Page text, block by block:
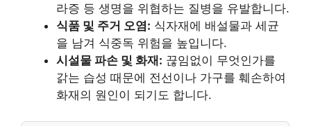
라증 등 생명을 위협하는 질병을 유발합니다.
식품 및 주거 오염: 식자재에 배설물과 세균
을 남겨 식중독 위험을 높입니다.
시설물 파손 및 화재: 끊임없이 무엇인가를
갉는 습성 때문에 전선이나 가구를 훼손하여
화재의 원인이 되기도 합니다.